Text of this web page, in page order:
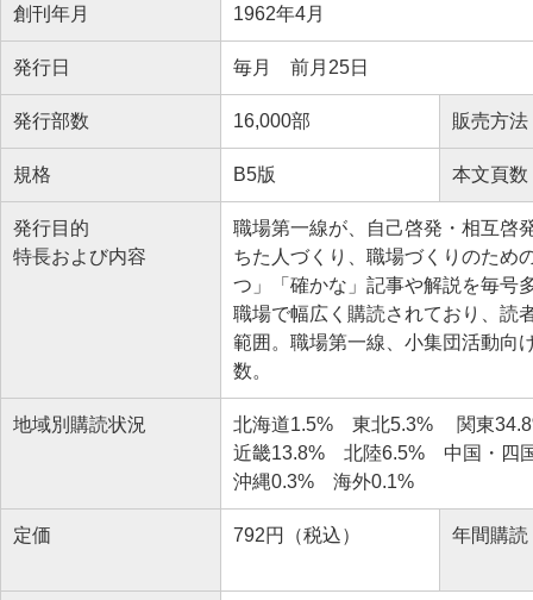
創刊年月 1962年4月
発行日 毎月 前月25日
発行部数 16,000部 販売方法
規格 B5版 本文頁数
発行目的
特長および内容
職場第一線が、自己啓発・相互啓
ちた人づくり、職場づくりのため
つ」「確かな」記事や解説を毎号
職場で幅広く購読されており、読
範囲。職場第一線、小集団活動向
数。
地域別購読状況
北海道1.5% 東北5.3% 関東
近畿13.8% 北陸6.5% 中国・四
沖縄0.3% 海外0.1%
定価 792円（税込） 年間購読